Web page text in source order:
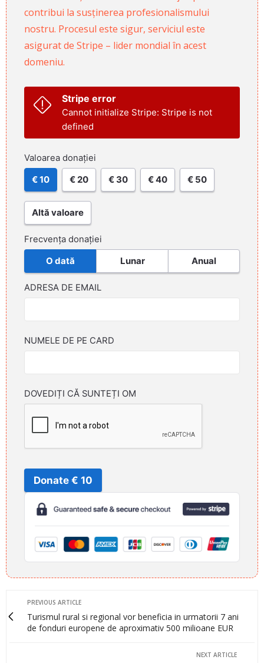
contribui la susținerea profesionalismului
nostru. Procesul este sigur, serviciul este
asigurat de Stripe – lider mondial în acest
domeniu.
Stripe error
Cannot initialize Stripe: Stripe is not
defined
Valoarea donației
€ 10 € 20 € 30 € 40 € 50
Altă valoare
Frecvența donației
O dată Lunar Anual
ADRESA DE EMAIL
NUMELE DE PE CARD
DOVEDIȚI CĂ SUNTEȚI OM
Donate € 10
PREVIOUS ARTICLE
Turismul rural si regional vor beneficia in urmatorii 7 ani
de fonduri europene de aproximativ 500 milioane EUR
NEXT ARTICLE